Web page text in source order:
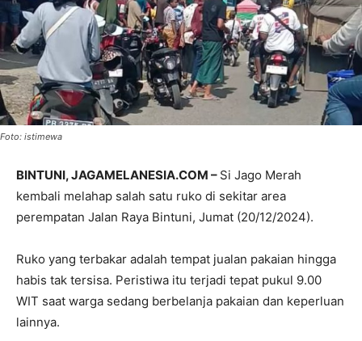
Foto: istimewa
BINTUNI, JAGAMELANESIA.COM – Si Jago Merah
kembali melahap salah satu ruko di sekitar area
perempatan Jalan Raya Bintuni, Jumat (20/12/2024).
Ruko yang terbakar adalah tempat jualan pakaian hingga
habis tak tersisa. Peristiwa itu terjadi tepat pukul 9.00
WIT saat warga sedang berbelanja pakaian dan keperluan
lainnya.